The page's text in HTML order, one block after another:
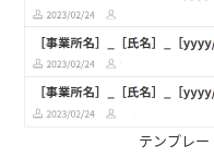
テンプレ